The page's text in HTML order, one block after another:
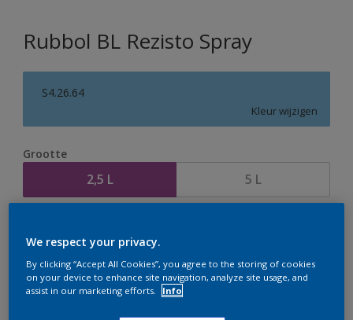
Rubbol BL Rezisto Spray
S4.26.64
Kleur wijzigen
Grootte
2,5 L 5 L
We respect your privacy.
By clicking “Accept All Cookies”, you agree to the storing of cookies
on your device to enhance site navigation, analyze site usage, and
assist in our marketing efforts.
Info